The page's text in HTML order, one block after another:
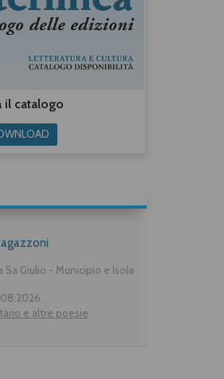
il catalogo
Sa Giulio - Municipio e Isola
e altre poesie